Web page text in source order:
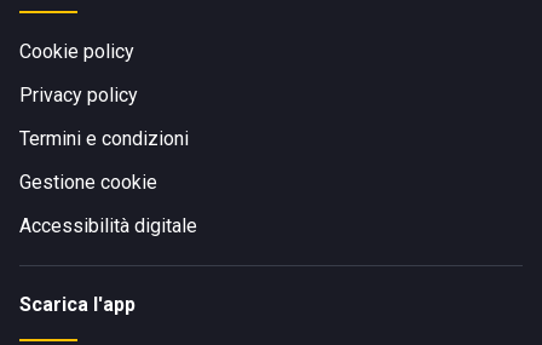
Cookie policy
Privacy policy
Termini e condizioni
Gestione cookie
Accessibilità digitale
Scarica l'app